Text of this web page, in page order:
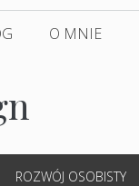
O MNIE
ROZWÓJ OSOBISTY